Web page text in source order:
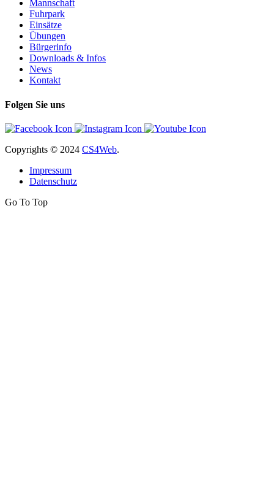
Mannschaft
Fuhrpark
Einsätze
Übungen
Bürgerinfo
Downloads & Infos
News
Kontakt
Folgen Sie uns
Copyrights © 2024 CS4Web.
Impressum
Datenschutz
Go To Top